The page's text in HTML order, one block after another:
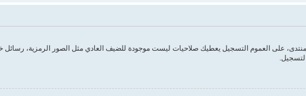
على العموم التسجيل يعطيك صلاحيات ليست موجودة للضيف العادي مثل الصور الرمزية، رسائل